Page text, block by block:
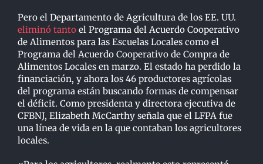
Pero el Departamento de Agricultura de los EE. UU.
eliminó tanto el Programa del Acuerdo Cooperativo
de Alimentos para las Escuelas Locales como el
Programa del Acuerdo Cooperativo de Compra de
Alimentos Locales en marzo. El estado ha perdido la
financiación, y ahora los 46 productores agrícolas
del programa están buscando formas de compensar
el déficit. Como presidenta y directora ejecutiva de
CFBNJ, Elizabeth McCarthy señala que el LFPA fue
una línea de vida en la que contaban los agricultores
locales.